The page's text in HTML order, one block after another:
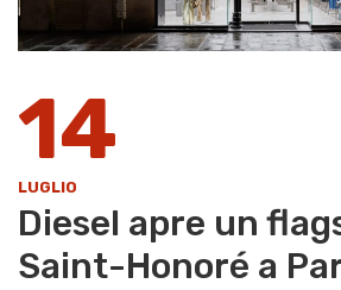
14
LUGLIO
Diesel apre un
Saint-Honoré a